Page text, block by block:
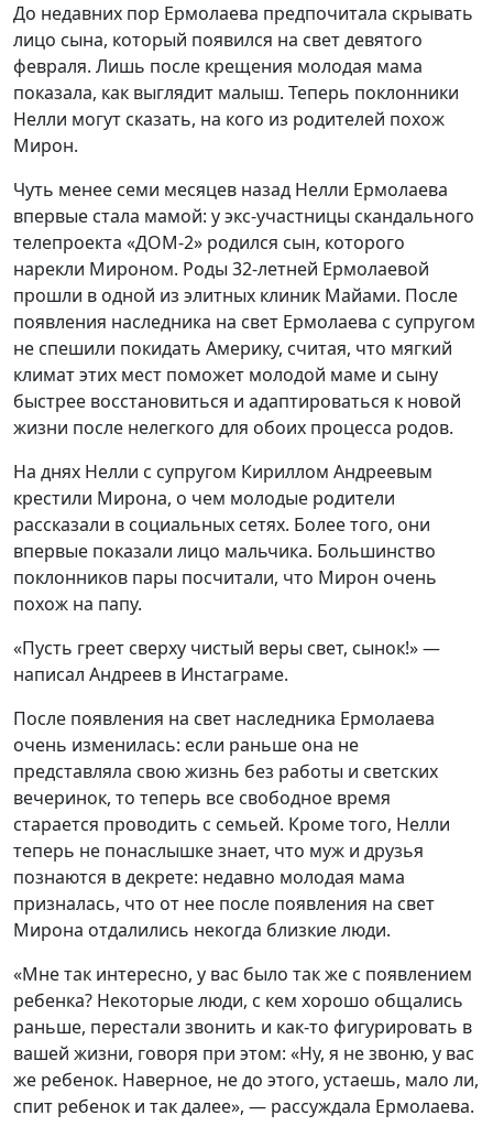
До недавних пор Ермолаева предпочитала скрывать
лицо сына, который появился на свет девятого
февраля. Лишь после крещения молодая мама
показала, как выглядит малыш. Теперь поклонники
Нелли могут сказать, на кого из родителей похож
Мирон.
Чуть менее семи месяцев назад Нелли Ермолаева
впервые стала мамой: у экс-участницы скандального
телепроекта «ДОМ-2» родился сын, которого
нарекли Мироном. Роды 32-летней Ермолаевой
прошли в одной из элитных клиник Майами. После
появления наследника на свет Ермолаева с супругом
не спешили покидать Америку, считая, что мягкий
климат этих мест поможет молодой маме и сыну
быстрее восстановиться и адаптироваться к новой
жизни после нелегкого для обоих процесса родов.
На днях Нелли с супругом Кириллом Андреевым
крестили Мирона, о чем молодые родители
рассказали в социальных сетях. Более того, они
впервые показали лицо мальчика. Большинство
поклонников пары посчитали, что Мирон очень
похож на папу.
«Пусть греет сверху чистый веры свет, сынок!» —
написал Андреев в Инстаграме.
После появления на свет наследника Ермолаева
очень изменилась: если раньше она не
представляла свою жизнь без работы и светских
вечеринок, то теперь все свободное время
старается проводить с семьей. Кроме того, Нелли
теперь не понаслышке знает, что муж и друзья
познаются в декрете: недавно молодая мама
призналась, что от нее после появления на свет
Мирона отдалились некогда близкие люди.
«Мне так интересно, у вас было так же с появлением
ребенка? Некоторые люди, с кем хорошо общались
раньше, перестали звонить и как-то фигурировать в
вашей жизни, говоря при этом: «Ну, я не звоню, у вас
же ребенок. Наверное, не до этого, устаешь, мало ли,
спит ребенок и так далее», — рассуждала Ермолаева.